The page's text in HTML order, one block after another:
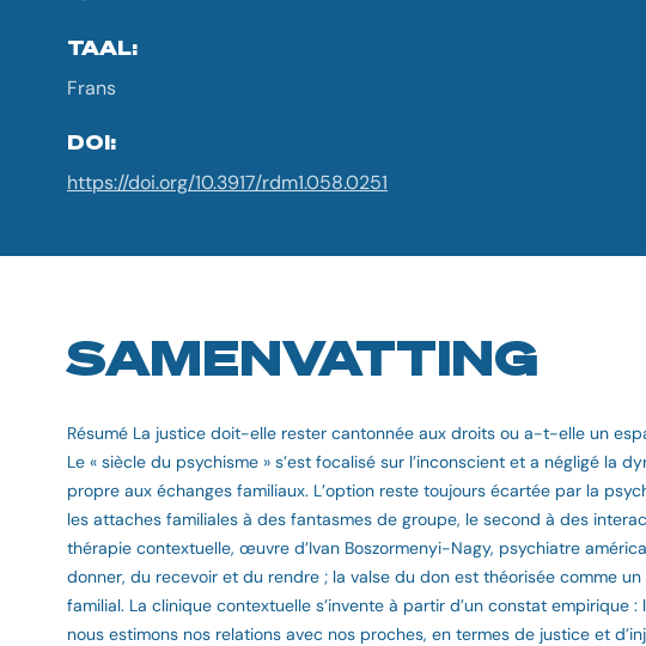
TAAL:
Frans
DOI:
https://doi.org/10.3917/rdm1.058.0251
SAMENVATTING
Résumé La justice doit-elle rester cantonnée aux droits ou a-t-elle un
Le « siècle du psychisme » s’est focalisé sur l’inconscient et a négligé la
propre aux échanges familiaux. L’option reste toujours écartée par la
les attaches familiales à des fantasmes de groupe, le second à des
thérapie contextuelle, œuvre d’Ivan Boszormenyi-Nagy, psychiatre
donner, du recevoir et du rendre ; la valse du don est théorisée comme
familial. La clinique contextuelle s’invente à partir d’un constat empirique
nous estimons nos relations avec nos proches, en termes de justice et